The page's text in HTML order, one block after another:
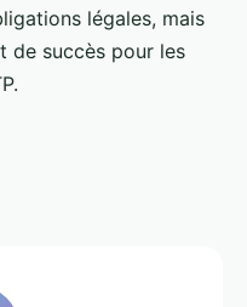
légales, mais
de succès pour les